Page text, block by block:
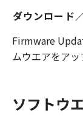
「本
せる
(3) お
また
ンブ
者に
ダウンロード
Firmware
ムウエアをアッ
ソフトウ